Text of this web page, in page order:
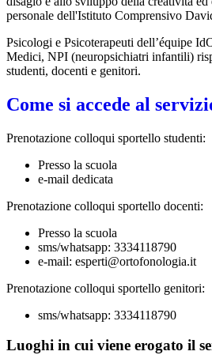
personale dell'Istituto Comprensivo
Psicologi e Psicoterapeuti dell’équipe
Medici, NPI (neuropsichiatri infantili)
studenti, docenti e genitori.
Come si accede al
Prenotazione colloqui sportello studenti:
Presso la scuola
e-mail dedicata
Prenotazione colloqui sportello docenti:
Presso la scuola
sms/whatsapp: 3334118790
e-mail: esperti@ortofonologia.it
Prenotazione colloqui sportello genitori:
sms/whatsapp: 3334118790
Luoghi in cui viene erogato il